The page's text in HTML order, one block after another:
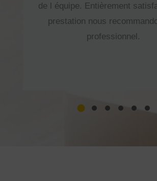
de l équipe. Entièrement
prestation nous
professionnel.